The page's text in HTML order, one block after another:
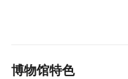
博物馆特色